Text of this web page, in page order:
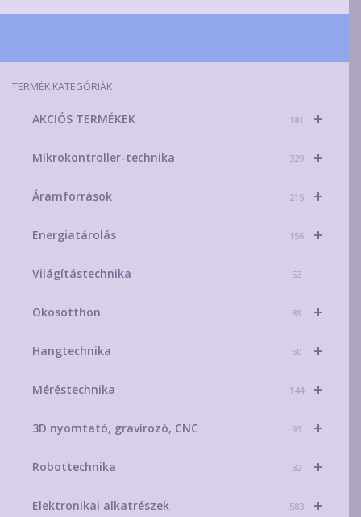
TERMÉK KATEGÓRIÁK
+
AKCIÓS TERMÉKEK 181
+
Mikrokontroller-technika 329
+
Áramforrások 215
+
Energiatárolás 156
Világítástechnika 53
+
Okosotthon 89
+
Hangtechnika 50
+
Méréstechnika 144
+
3D nyomtató, gravírozó, CNC 93
+
Robottechnika 32
+
Elektronikai alkatrészek 583